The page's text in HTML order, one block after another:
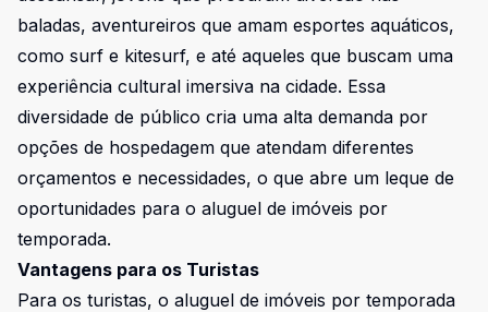
baladas, aventureiros que amam esportes aquáticos,
como surf e kitesurf, e até aqueles que buscam uma
experiência cultural imersiva na cidade. Essa
diversidade de público cria uma alta demanda por
opções de hospedagem que atendam diferentes
orçamentos e necessidades, o que abre um leque de
oportunidades para o aluguel de imóveis por
temporada.
Vantagens para os Turistas
Para os turistas, o aluguel de imóveis por temporada